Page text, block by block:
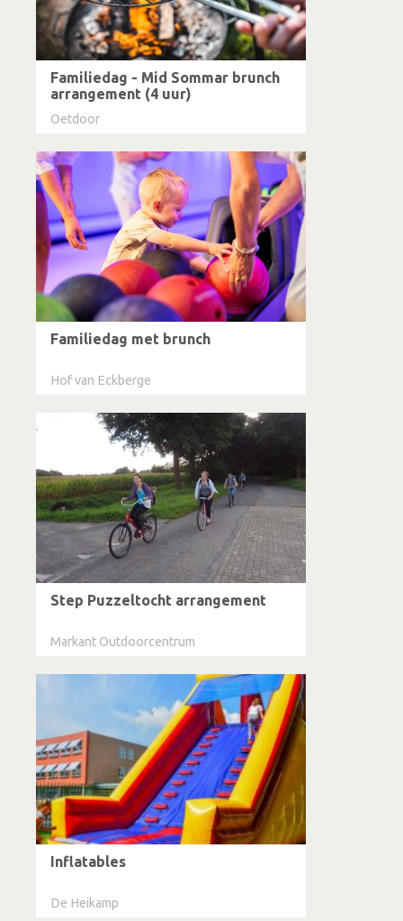
Familiedag - Mid Sommar brunch
arrangement (4 uur)
Oetdoor
Familiedag met brunch
Hof van Eckberge
Step Puzzeltocht arrangement
Markant Outdoorcentrum
Inflatables
De Heikamp